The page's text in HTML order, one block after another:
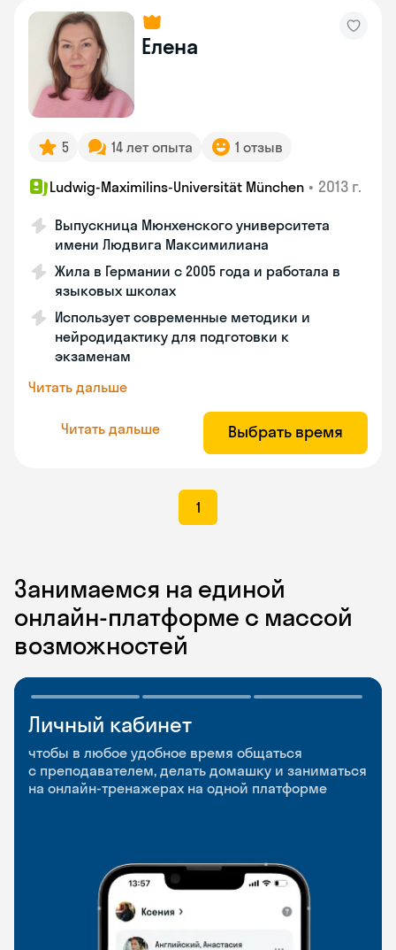
Елена
5 14 лет опыта 1 отзыв
Ludwig-Maximilins-Universität München • 2013 г.
Выпускница Мюнхенского университета
имени Людвига Максимилиана
Жила в Германии с 2005 года и работала в
языковых школах
Использует современные методики и
нейродидактику для подготовки к
экзаменам
Читать дальше
Читать дальше Выбрать время
1
Занимаемся на единой
онлайн-платформе с массой
возможностей
Личный кабинет
чтобы в любое удобное время общаться
с преподавателем, делать домашку и заниматься
на онлайн-тренажерах на одной платформе
Мобильное
приложение
чтобы заниматься и изучать новые слова где
и когда удобно
Разговорные клубы
и Talks
Групповые занятия для разговорной практики
и индивидуальные встречи с преподавателями